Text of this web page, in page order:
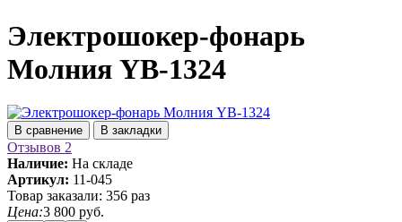
Электрошокер-фонарь
Молния YB-1324
В сравнение В закладки
Отзывов 2
Наличие: На складе
Артикул: 11-045
Товар заказали: 356 раз
Цена:3 800 руб.